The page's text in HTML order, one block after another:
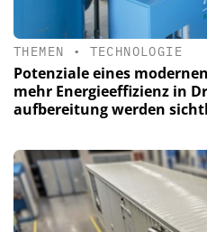
THEMEN • TECHNOLOGIE
Potenziale eines
mehr Energieeffizienz in
aufbereitung werden